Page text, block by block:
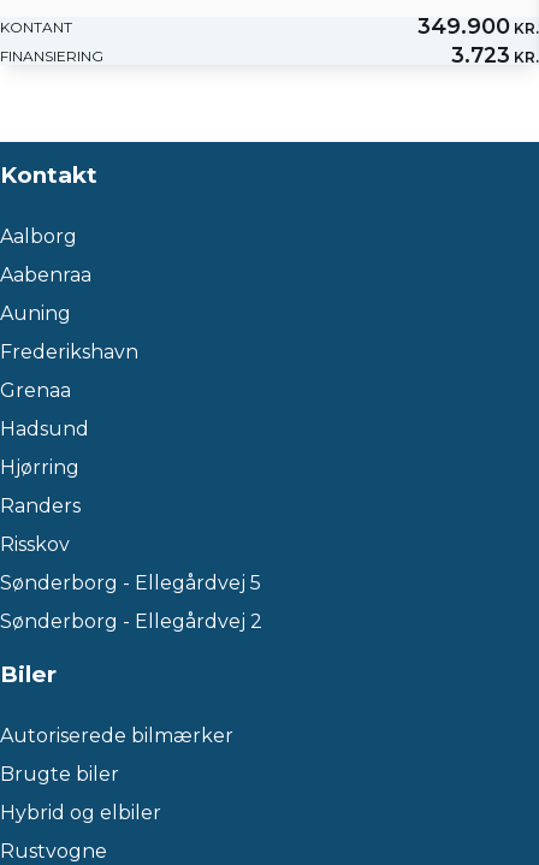
KONTANT 349.900 KR.
FINANSIERING
3.723 KR.
Kontakt
Aalborg
Aabenraa
Auning
Frederikshavn
Grenaa
Hadsund
Hjørring
Randers
Risskov
Sønderborg - Ellegårdvej 5
Sønderborg - Ellegårdvej 2
Biler
Autoriserede bilmærker
Brugte biler
Hybrid og elbiler
Rustvogne